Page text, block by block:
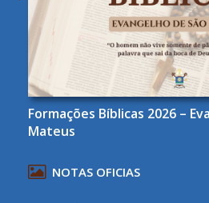
Formações Bíblicas 2026 –
Mateus
NOTAS OFICIAS